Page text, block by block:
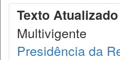
Texto Atualizado
Multivigente
Presidência da